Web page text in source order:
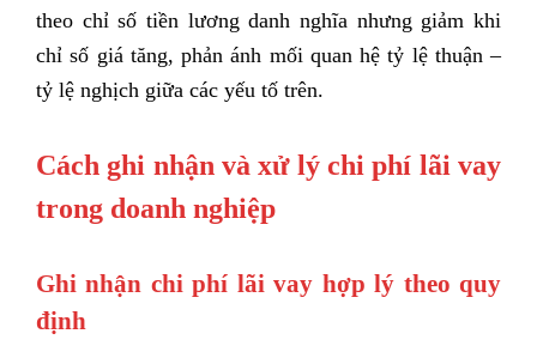
theo chỉ số tiền lương danh nghĩa nhưng giảm khi
chỉ số giá tăng, phản ánh mối quan hệ tỷ lệ thuận –
tỷ lệ nghịch giữa các yếu tố trên.
Cách ghi nhận và xử lý chi phí lãi vay
trong doanh nghiệp
Ghi nhận chi phí lãi vay hợp lý theo quy
định